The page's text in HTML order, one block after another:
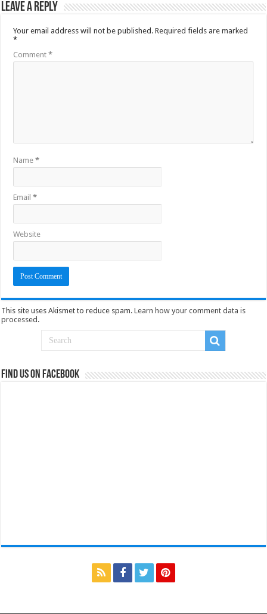
Leave a Reply
Your email address will not be published. Required fields are marked
*
Comment*
Name*
Email*
Website
This site uses Akismet to reduce spam.Learn how your comment data is
processed .
Find us on Facebook